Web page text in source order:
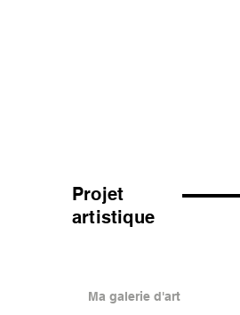
Projet
artistique
Ma galerie d'art